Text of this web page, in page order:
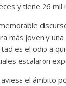
y tiene 26
más joven y
es el odio a
escalaron
el ámbito